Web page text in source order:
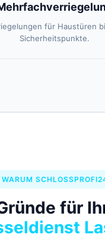
für Haustüren
Sicherheitspunkte.
WARUM
für